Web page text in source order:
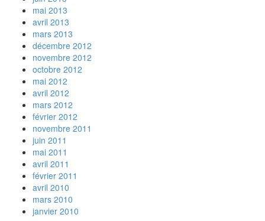
mai 2013
avril 2013
mars 2013
décembre 2012
novembre 2012
octobre 2012
mai 2012
avril 2012
mars 2012
février 2012
novembre 2011
juin 2011
mai 2011
avril 2011
février 2011
avril 2010
mars 2010
janvier 2010